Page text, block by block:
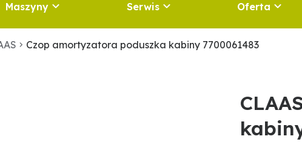
Maszyny Serwis Oferta
Czop amortyzatora poduszka kabiny 7700061483